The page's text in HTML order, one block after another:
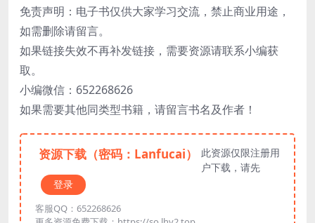
免责声明：电子书仅供大家学习交流，禁止商业用途，
如需删除请留言。
如果链接失效不再补发链接，需要资源请联系小编获
取。
小编微信：652268626
如果需要其他同类型书籍，请留言书名及作者！
资源下载（密码：Lanfucai）
此资源仅限注册用
户下载，请先
登录
客服QQ：652268626